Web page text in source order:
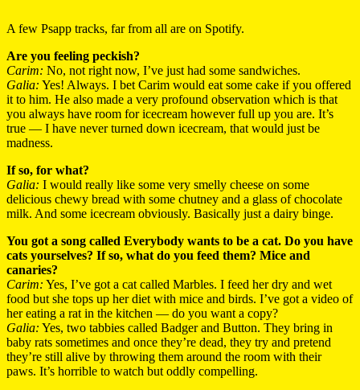
A few Psapp tracks, far from all are on Spotify.
Are you feeling peckish?
Carim: No, not right now, I’ve just had some sandwiches.
Galia: Yes! Always. I bet Carim would eat some cake if you offered
it to him. He also made a very profound observation which is that
you always have room for icecream however full up you are. It’s
true — I have never turned down icecream, that would just be
madness.
If so, for what?
Galia: I would really like some very smelly cheese on some
delicious chewy bread with some chutney and a glass of chocolate
milk. And some icecream obviously. Basically just a dairy binge.
You got a song called Everybody wants to be a cat. Do you have
cats yourselves? If so, what do you feed them? Mice and
canaries?
Carim: Yes, I’ve got a cat called Marbles. I feed her dry and wet
food but she tops up her diet with mice and birds. I’ve got a video of
her eating a rat in the kitchen — do you want a copy?
Galia: Yes, two tabbies called Badger and Button. They bring in
baby rats sometimes and once they’re dead, they try and pretend
they’re still alive by throwing them around the room with their
paws. It’s horrible to watch but oddly compelling.